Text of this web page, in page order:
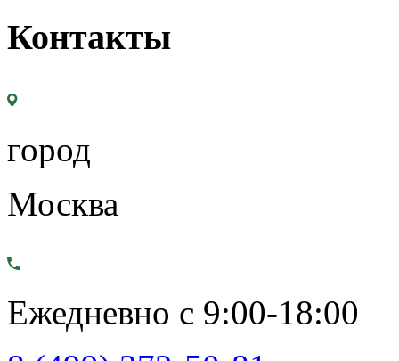
Контакты
город
Москва
Ежедневно с 9:00-18:00